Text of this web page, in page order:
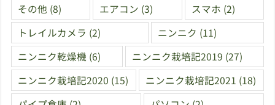
その他 (8) エアコン (3) スマホ (2)
トレイルカメラ (2) ニンニク (11)
ニンニク乾燥機 (6) ニンニク栽培記2019 (27)
ニンニク栽培記2020 (15) ニンニク栽培記2021 (18)